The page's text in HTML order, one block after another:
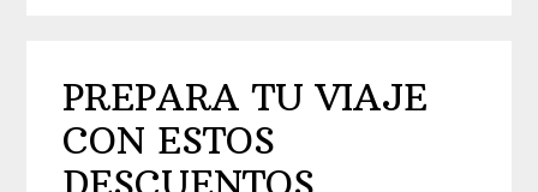
PREPARA TU VIAJE
CON ESTOS